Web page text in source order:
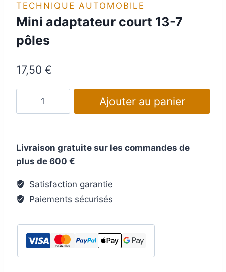
TECHNIQUE AUTOMOBILE
Mini adaptateur court 13-7
pôles
17,50 €
court
13-
pôles
Ajouter au panier
Livraison gratuite sur les commandes de
plus de 600 €
Satisfaction garantie
Paiements sécurisés